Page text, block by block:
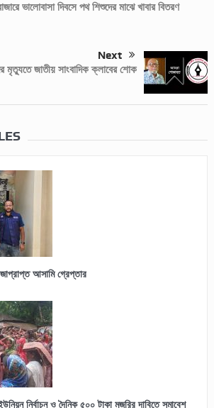
ভালোবাসা দিবসে পথ শিশুদের মাঝে খাবার বিতরণ
Next
মৃত্যুতে জাতীয় সাংবাদিক ক্লাবের শোক
আসামি গ্রেপ্তার
নির্বাচন ও দৈনিক ৫০০ টাকা মজুরির দাবিতে সমাবেশ